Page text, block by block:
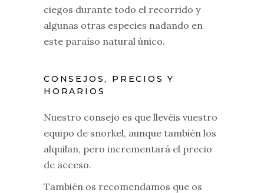
ciegos durante todo el recorrido y
algunas otras especies nadando en
este paraíso natural único.
CONSEJOS, PRECIOS Y
HORARIOS
Nuestro consejo es que llevéis vuestro
equipo de snorkel, aunque también los
alquilan, pero incrementará el precio
de acceso.
También os recomendamos que os